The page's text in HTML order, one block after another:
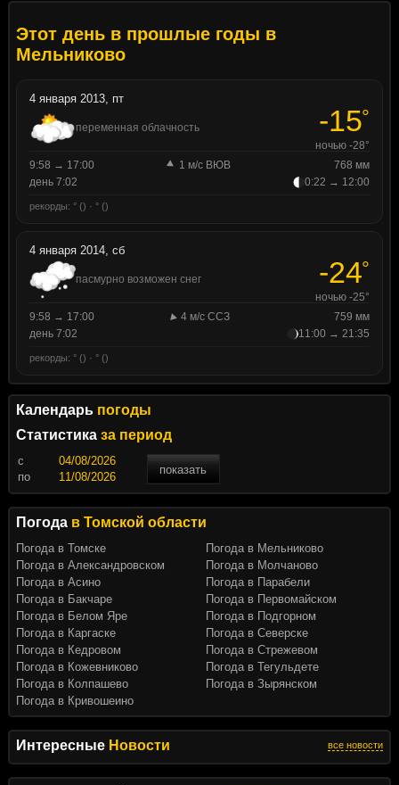
Интересные Новости все новости
Этот день в прошлые годы в
Мельниково
4 января 2013, пт
переменная облачность -15°
ночью -28°
9:58 → 17:00
1 м/с ВЮВ
768 мм
день 7:02
0:22 → 12:00
рекорды: ° () · ° ()
4 января 2014, сб
пасмурно возможен снег -24°
ночью -25°
9:58 → 17:00
4 м/с ССЗ
759 мм
день 7:02
11:00 → 21:35
рекорды: ° () · ° ()
Календарь погоды
Статистика за период
c
показать
по
Погода в Томской области
Погода в Томске
Погода в Александровском
Погода в Асино
Погода в Бакчаре
Погода в Белом Яре
Погода в Каргаске
Погода в Кедровом
Погода в Кожевниково
Погода в Колпашево
Погода в Кривошеино
Погода в Мельниково
Погода в Молчаново
Погода в Парабели
Погода в Первомайском
Погода в Подгорном
Погода в Северске
Погода в Стрежевом
Погода в Тегульдете
Погода в Зырянском